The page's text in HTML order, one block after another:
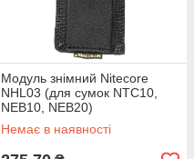
Модуль знімний Nitecore
NHL03 (для сумок NTC10,
NEB10, NEB20)
Немає в наявності